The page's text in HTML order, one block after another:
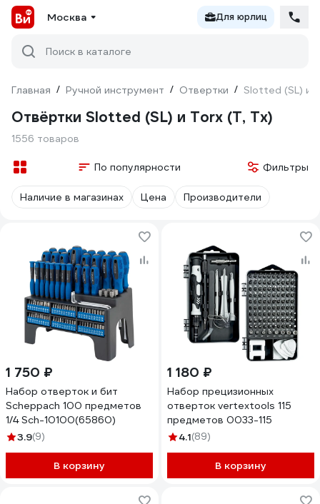
Москва Для юрлиц
Поиск в каталоге
Главная / Ручной инструмент / Отвертки / Slotted (SL) и
Отвёртки Slotted (SL) и Torx (T, Tx)
1556 товаров
По популярности Фильтры
Наличие в магазинах Цена Производители
1 750 ₽
Набор отверток и бит
Scheppach 100 предметов
1/4 Sch-10100(65860)
3.9(9)
В корзину
1 180 ₽
Набор прецизионных
отверток vertextools 115
предметов 0033-115
4.1(89)
В корзину